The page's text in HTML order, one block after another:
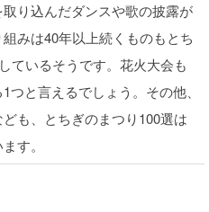
り込んだダンスや歌の披露が
みは40年以上続くものもとち
ているそうです。花火大会も
と言えるでしょう。その他、
も、とちぎのまつり100選は
す。